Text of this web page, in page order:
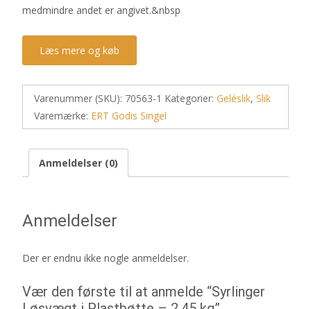
medmindre andet er angivet.&nbsp
Læs mere og køb
Varenummer (SKU): 70563-1 Kategorier: Geléslik, Slik
Varemærke: ERT Godis Singel
Anmeldelser (0)
Anmeldelser
Der er endnu ikke nogle anmeldelser.
Vær den første til at anmelde “Syrlinger